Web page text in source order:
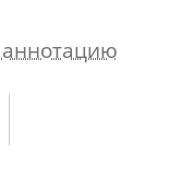
аннотацию